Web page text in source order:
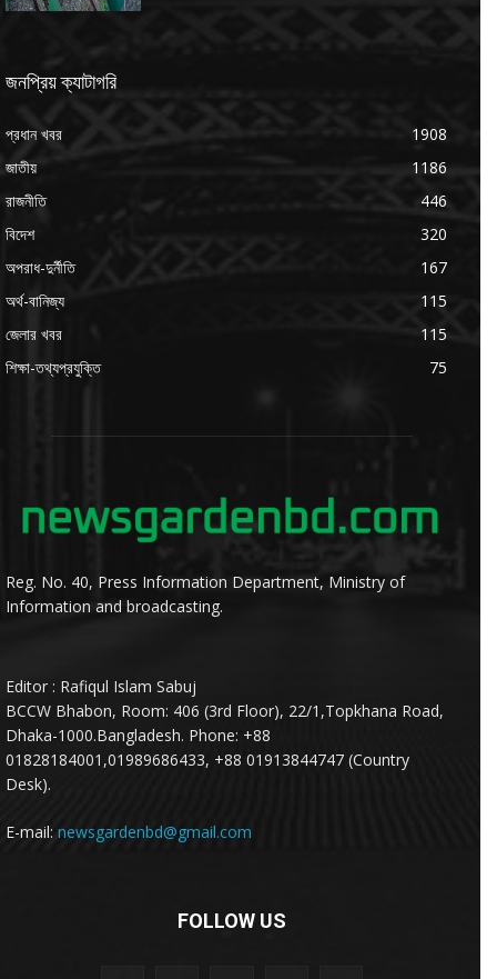
জনপ্রিয় ক্যাটাগরি
প্রধান খবর
1908
জাতীয়
1186
রাজনীতি
446
বিদেশ
320
অপরাধ-দুর্নীতি
167
অর্থ-বানিজ্য
115
জেলার খবর
115
শিক্ষা-তথ্যপ্রযুক্তি
75
Reg. No. 40, Press Information Department, Ministry of
Information and broadcasting.
Editor : Rafiqul Islam Sabuj
BCCW Bhabon, Room: 406 (3rd Floor), 22/1,Topkhana Road,
Dhaka-1000.Bangladesh. Phone: +88
01828184001,01989686433, +88 01913844747 (Country
Desk).
E-mail: newsgardenbd@gmail.com
FOLLOW US